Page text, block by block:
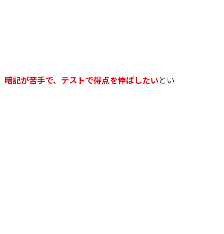
暗記が苦手で、テストで得点を伸ばしたいとい